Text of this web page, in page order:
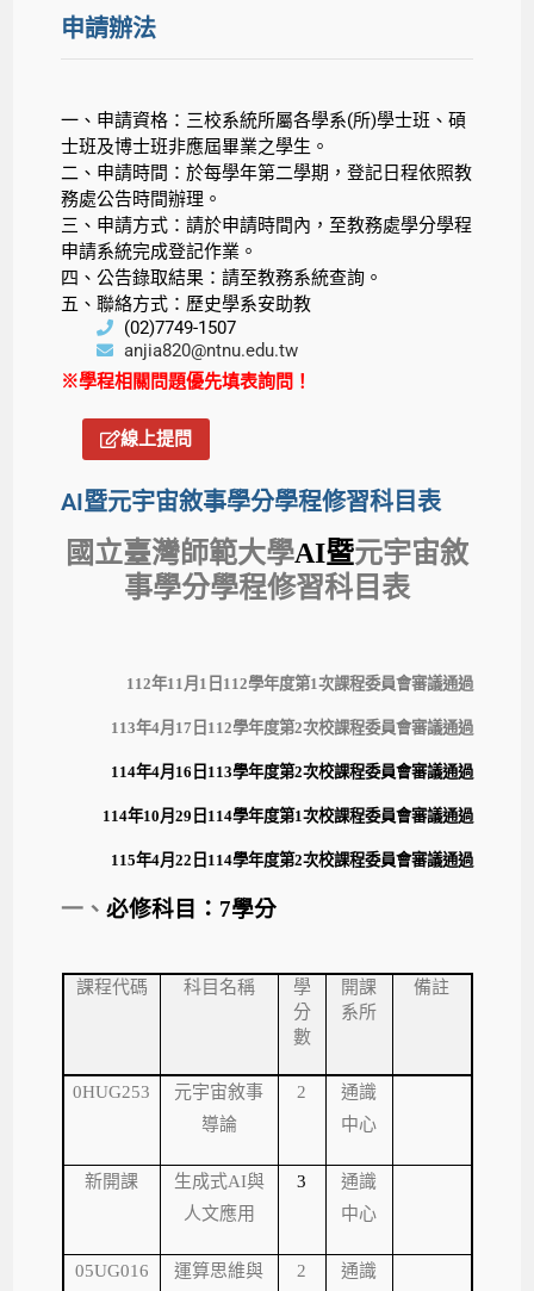
申請辦法
一、申請資格：三校系統所屬各學系(所)學士班、碩
士班及博士班非應屆畢業之學生。
二、申請時間：於每學年第二學期，登記日程依照教
務處公告時間辦理。
三、申請方式：請於申請時間內，至教務處學分學程
申請系統完成登記作業。
四、公告錄取結果：請至教務系統查詢。
五、聯絡方式：歷史學系安助教
(02)7749-1507
anjia820@ntnu.edu.tw
※學程相關問題優先填表詢問！
線上提問
AI暨元宇宙敘事學分學程修習科目表
國立臺灣師範大學AI暨元宇宙敘
事學分學程修習科目表
112年11 月 1 日 112學年度第1次課程委員會審議通過
113年4月 17 日 112學年度第2次校課程委員會審議通過
114年4月 16 日 113學年度第2次校課程委員會審議通過
114年10月 29 日 114學年度第1次校課程委員會審議通過
115年4月 22 日 114學年度第2次校課程委員會審議通過
一、必修科目： 7學分
課程代碼 科目名稱
學
分
數
開課
系所
備註
0HUG253
元宇宙敘事
導論
2
通識
中心
新開課 生成式AI與
人文應用
3
通識
中心
05UG016
運算思維與
2
通識